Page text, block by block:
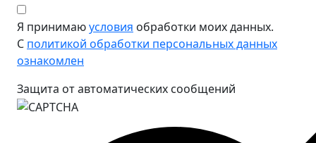
Я принимаюусловия обработки моих данных.
С политикой обработки персональных данных
ознакомлен
Защита от автоматических сообщений